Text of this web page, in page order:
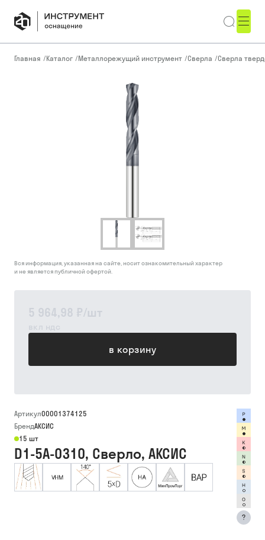
Главная /Каталог /Металлорежущий инструмент /Сверла /Сверла
5 964,98 ₽/шт
вкл ндс
в корзину
Вся информация, указанная на сайте, носит ознакомительный характер
и не является публичной офертой.
Артикул00001374125
БрендАКСИС
15 шт
D1-5A-0310, Сверло, АКСИС
?